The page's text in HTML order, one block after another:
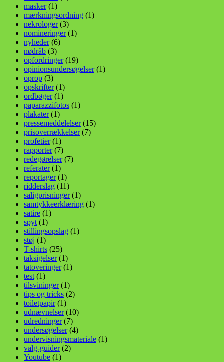
masker(1)
mærkningsordning (1)
nekrologer(3)
nomineringer(1)
nyheder(6)
nødråb (3)
opfordringer(19)
opinionsundersøgelser(1)
oprop (3)
opskrifter(1)
ordbøger(1)
paparazzifotos (1)
plakater(1)
pressemeddelelser(15)
prisoverrækkelser(7)
profetier(1)
rapporter(7)
redegørelser(7)
referater(1)
reportager(1)
ridderslag (11)
saligprisninger(1)
samtykkeerklæring (1)
satire (1)
spyt (1)
stillingsopslag (1)
støj (1)
T-shirts (25)
taksigelser(1)
tatoveringer(1)
test (1)
tilsvininger(1)
tips og tricks (2)
toiletpapir(1)
udnævnelser(10)
udredninger(7)
undersøgelser(4)
undervisningsmateriale (1)
valg-guider(2)
Youtube (1)